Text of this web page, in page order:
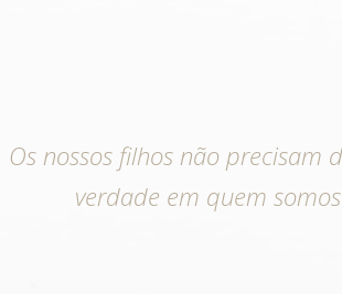
Os nossos filhos não precisam
verdade em quem